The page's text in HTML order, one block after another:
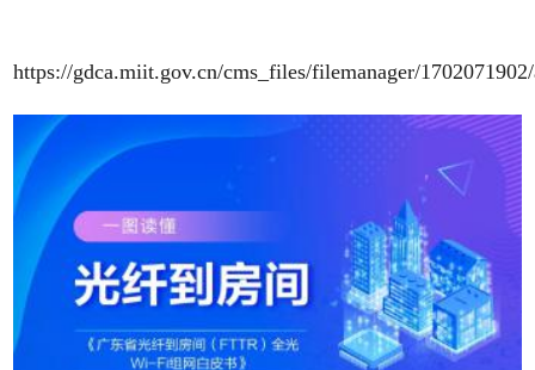
https://gdca.miit.gov.cn/cms_files/filemanager/